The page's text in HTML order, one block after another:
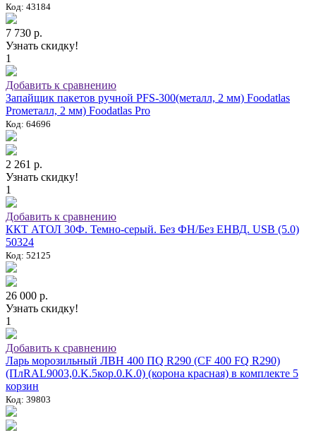
Код: 43184
7 730 р.
Узнать скидку!
1
Добавить к сравнению
Запайщик пакетов ручной PFS-300(металл, 2 мм) Foodatlas
Proметалл, 2 мм) Foodatlas Pro
Код: 64696
2 261 р.
Узнать скидку!
1
Добавить к сравнению
ККТ АТОЛ 30Ф. Темно-серый. Без ФН/Без ЕНВД. USB (5.0)
50324
Код: 52125
26 000 р.
Узнать скидку!
1
Добавить к сравнению
Ларь морозильный ЛВН 400 ПQ R290 (СF 400 FQ R290)
(ПлRAL9003,0.K.5кор.0.K.0) (корона красная) в комплекте 5
корзин
Код: 39803